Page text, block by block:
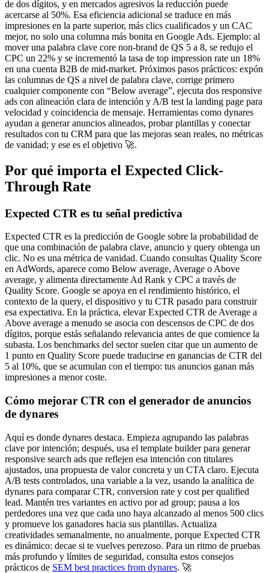
de dos dígitos, y en mercados agresivos la reducción puede
acercarse al 50%. Esa eficiencia adicional se traduce en más
impresiones en la parte superior, más clics cualificados y un CAC
mejor, no solo una columna más bonita en Google Ads. Ejemplo: al
mover una palabra clave core non-brand de QS 5 a 8, se redujo el
CPC un 22% y se incrementó la tasa de top impression rate un 18%
en una cuenta B2B de mid-market. Próximos pasos prácticos: expón
las columnas de QS a nivel de palabra clave, corrige primero
cualquier componente con “Below average”, ejecuta dos responsive
ads con alineación clara de intención y A/B test la landing page para
velocidad y coincidencia de mensaje. Herramientas como dynares
ayudan a generar anuncios alineados, probar plantillas y conectar
resultados con tu CRM para que las mejoras sean reales, no métricas
de vanidad; y ese es el objetivo 🚀.
Por qué importa el Expected Click-
Through Rate
Expected CTR es tu señal predictiva
Expected CTR es la predicción de Google sobre la probabilidad de
que una combinación de palabra clave, anuncio y query obtenga un
clic. No es una métrica de vanidad. Cuando consultas Quality Score
en AdWords, aparece como Below average, Average o Above
average, y alimenta directamente Ad Rank y CPC a través de
Quality Score. Google se apoya en el rendimiento histórico, el
contexto de la query, el dispositivo y tu CTR pasado para construir
esa expectativa. En la práctica, elevar Expected CTR de Average a
Above average a menudo se asocia con descensos de CPC de dos
dígitos, porque estás señalando relevancia antes de que comience la
subasta. Los benchmarks del sector suelen citar que un aumento de
1 punto en Quality Score puede traducirse en ganancias de CTR del
5 al 10%, que se acumulan con el tiempo: tus anuncios ganan más
impresiones a menor coste.
Cómo mejorar CTR con el generador de anuncios
de dynares
Aquí es donde dynares destaca. Empieza agrupando las palabras
clave por intención; después, usa el template builder para generar
responsive search ads que reflejen esa intención con titulares
ajustados, una propuesta de valor concreta y un CTA claro. Ejecuta
A/B tests controlados, una variable a la vez, usando la analítica de
dynares para comparar CTR, conversion rate y cost per qualified
lead. Mantén tres variantes en activo por ad group; pausa a los
perdedores una vez que cada uno haya alcanzado al menos 500 clics
y promueve los ganadores hacia sus plantillas. Actualiza
creatividades semanalmente, no anualmente, porque Expected CTR
es dinámico: decae si te vuelves perezoso. Para un ritmo de pruebas
más profundo y límites de seguridad, consulta estos consejos
prácticos de SEM best practices from dynares. 🚀